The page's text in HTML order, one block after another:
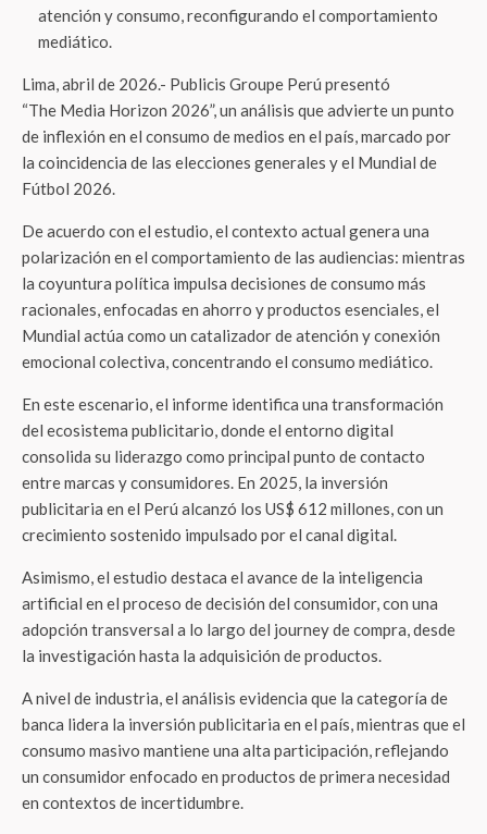
atención y consumo, reconfigurando el comportamiento
mediático.
Lima, abril de 2026.- Publicis Groupe Perú presentó
“The Media Horizon 2026”, un análisis que advierte un punto
de inflexión en el consumo de medios en el país, marcado por
la coincidencia de las elecciones generales y el Mundial de
Fútbol 2026.
De acuerdo con el estudio, el contexto actual genera una
polarización en el comportamiento de las audiencias: mientras
la coyuntura política impulsa decisiones de consumo más
racionales, enfocadas en ahorro y productos esenciales, el
Mundial actúa como un catalizador de atención y conexión
emocional colectiva, concentrando el consumo mediático.
En este escenario, el informe identifica una transformación
del ecosistema publicitario, donde el entorno digital
consolida su liderazgo como principal punto de contacto
entre marcas y consumidores. En 2025, la inversión
publicitaria en el Perú alcanzó los US$ 612 millones, con un
crecimiento sostenido impulsado por el canal digital.
Asimismo, el estudio destaca el avance de la inteligencia
artificial en el proceso de decisión del consumidor, con una
adopción transversal a lo largo del journey de compra, desde
la investigación hasta la adquisición de productos.
A nivel de industria, el análisis evidencia que la categoría de
banca lidera la inversión publicitaria en el país, mientras que el
consumo masivo mantiene una alta participación, reflejando
un consumidor enfocado en productos de primera necesidad
en contextos de incertidumbre.